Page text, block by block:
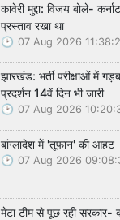
कावेरी मुद्दा: विजय बोले-
प्रस्ताव रखा था
07 Aug 2026
झारखंड: भर्ती परीक्षाओं में
प्रदर्शन 14वें दिन भी जारी
07 Aug 2026
बांग्लादेश में 'तूफान' की आहट
07 Aug 2026
मेटा टीम से पूछ रही सरकार-